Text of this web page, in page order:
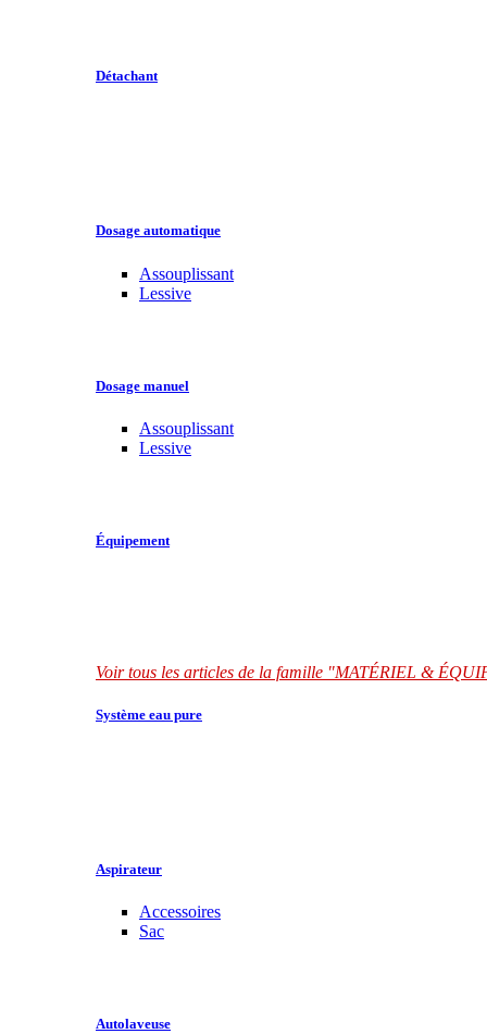
Détachant
Dosage automatique
Assouplissant
Lessive
Dosage manuel
Assouplissant
Lessive
Équipement
Voir tous les articles de la famille "MATÉRIEL &
Système eau pure
Aspirateur
Accessoires
Sac
Autolaveuse